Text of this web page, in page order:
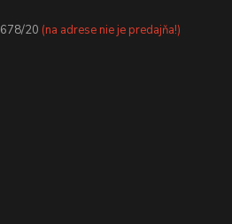
20 (na adrese nie je predajňa!)